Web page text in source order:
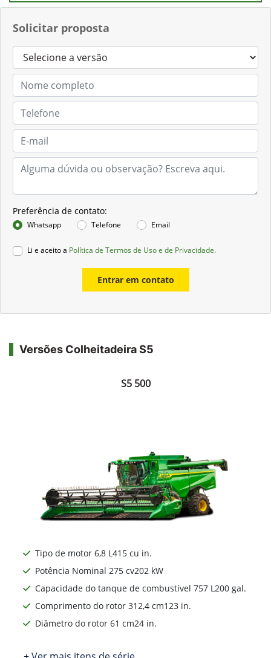
Solicitar proposta
Preferência de contato:
Whatsapp Telefone Email
Li e aceito a Política de Termos de Uso e de Privacidade.
Entrar em contato
Versões Colheitadeira S5
S5 500
Tipo de motor 6,8 L415 cu in.
Potência Nominal 275 cv202 kW
Capacidade do tanque de combustível 757 L200 gal.
Comprimento do rotor 312,4 cm123 in.
Diâmetro do rotor 61 cm24 in.